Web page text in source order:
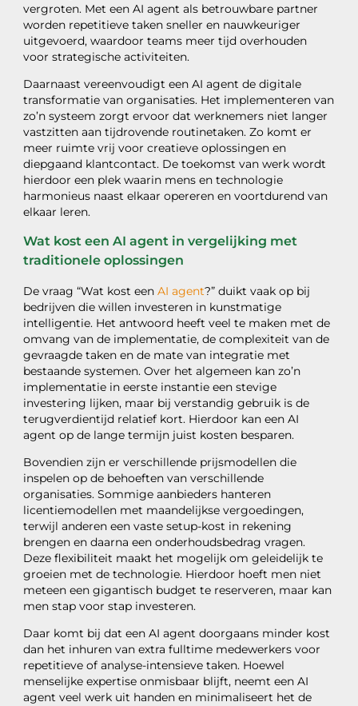
vergroten. Met een AI agent als betrouwbare partner
worden repetitieve taken sneller en nauwkeuriger
uitgevoerd, waardoor teams meer tijd overhouden
voor strategische activiteiten.
Daarnaast vereenvoudigt een AI agent de digitale
transformatie van organisaties. Het implementeren van
zo’n systeem zorgt ervoor dat werknemers niet langer
vastzitten aan tijdrovende routinetaken. Zo komt er
meer ruimte vrij voor creatieve oplossingen en
diepgaand klantcontact. De toekomst van werk wordt
hierdoor een plek waarin mens en technologie
harmonieus naast elkaar opereren en voortdurend van
elkaar leren.
Wat kost een AI agent in vergelijking met
traditionele oplossingen
De vraag “Wat kost eenAI agent?” duikt vaak op bij
bedrijven die willen investeren in kunstmatige
intelligentie. Het antwoord heeft veel te maken met de
omvang van de implementatie, de complexiteit van de
gevraagde taken en de mate van integratie met
bestaande systemen. Over het algemeen kan zo’n
implementatie in eerste instantie een stevige
investering lijken, maar bij verstandig gebruik is de
terugverdientijd relatief kort. Hierdoor kan een AI
agent op de lange termijn juist kosten besparen.
Bovendien zijn er verschillende prijsmodellen die
inspelen op de behoeften van verschillende
organisaties. Sommige aanbieders hanteren
licentiemodellen met maandelijkse vergoedingen,
terwijl anderen een vaste setup-kost in rekening
brengen en daarna een onderhoudsbedrag vragen.
Deze flexibiliteit maakt het mogelijk om geleidelijk te
groeien met de technologie. Hierdoor hoeft men niet
meteen een gigantisch budget te reserveren, maar kan
men stap voor stap investeren.
Daar komt bij dat een AI agent doorgaans minder kost
dan het inhuren van extra fulltime medewerkers voor
repetitieve of analyse-intensieve taken. Hoewel
menselijke expertise onmisbaar blijft, neemt een AI
agent veel werk uit handen en minimaliseert het de